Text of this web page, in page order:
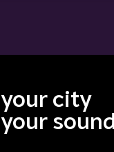
your city
your sound